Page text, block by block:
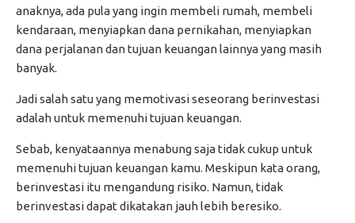
anaknya, ada pula yang ingin membeli rumah, membeli
kendaraan, menyiapkan dana pernikahan, menyiapkan
dana perjalanan dan tujuan keuangan lainnya yang masih
banyak.
Jadi salah satu yang memotivasi seseorang berinvestasi
adalah untuk memenuhi tujuan keuangan.
Sebab, kenyataannya menabung saja tidak cukup untuk
memenuhi tujuan keuangan kamu. Meskipun kata orang,
berinvestasi itu mengandung risiko. Namun, tidak
berinvestasi dapat dikatakan jauh lebih beresiko.